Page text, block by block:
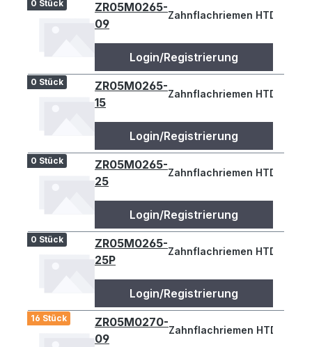
0 Stück
ZR05M0265-
09
Zahnflachriemen HTD 265-
Login/Registrierung
0 Stück
ZR05M0265-
15
Zahnflachriemen HTD 265-
Login/Registrierung
0 Stück
ZR05M0265-
25
Zahnflachriemen HTD 265-
Login/Registrierung
0 Stück
ZR05M0265-
25P
Zahnflachriemen HTD 265-
Login/Registrierung
16 Stück
ZR05M0270-
09
Zahnflachriemen HTD 270-